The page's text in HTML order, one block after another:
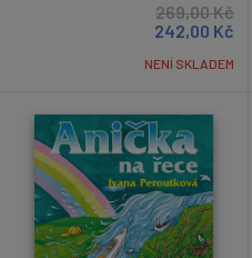
269,00Kč
242,00 Kč
NENÍ SKLADEM